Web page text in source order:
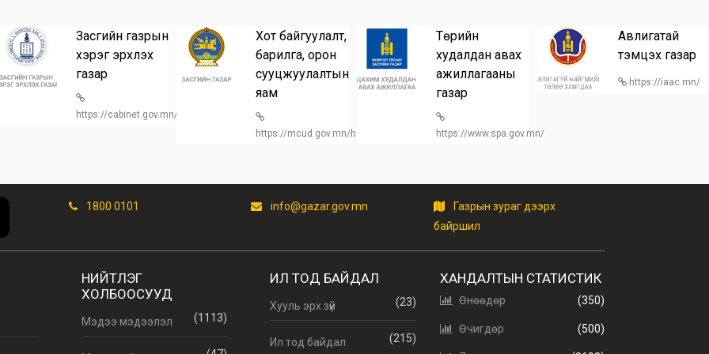
Засгийн газрын
хэрэг эрхлэх
газар
https://cabinet.gov.mn/
Хот байгуулалт,
барилга, орон
сууцжуулалтын
яам
https://mcud.gov.mn/home
Төрийн
худалдан авах
ажиллагааны
газар
https://www.spa.gov.mn/
Авлигатай
тэмцэх газар
https://iaac.mn/
1800 0101 info@gazar.gov.mn
Газрын зураг дээрх
байршил
НИЙТЛЭГ
ХОЛБООСУУД
Мэдээ мэдээлэл (1113)
ИЛ ТОД БАЙДАЛ
Хууль эрх зүй (23)
Ил тод байдал (215)
ХАНДАЛТЫН СТАТИСТИК
Өнөөдөр (350)
Өчигдөр (500)